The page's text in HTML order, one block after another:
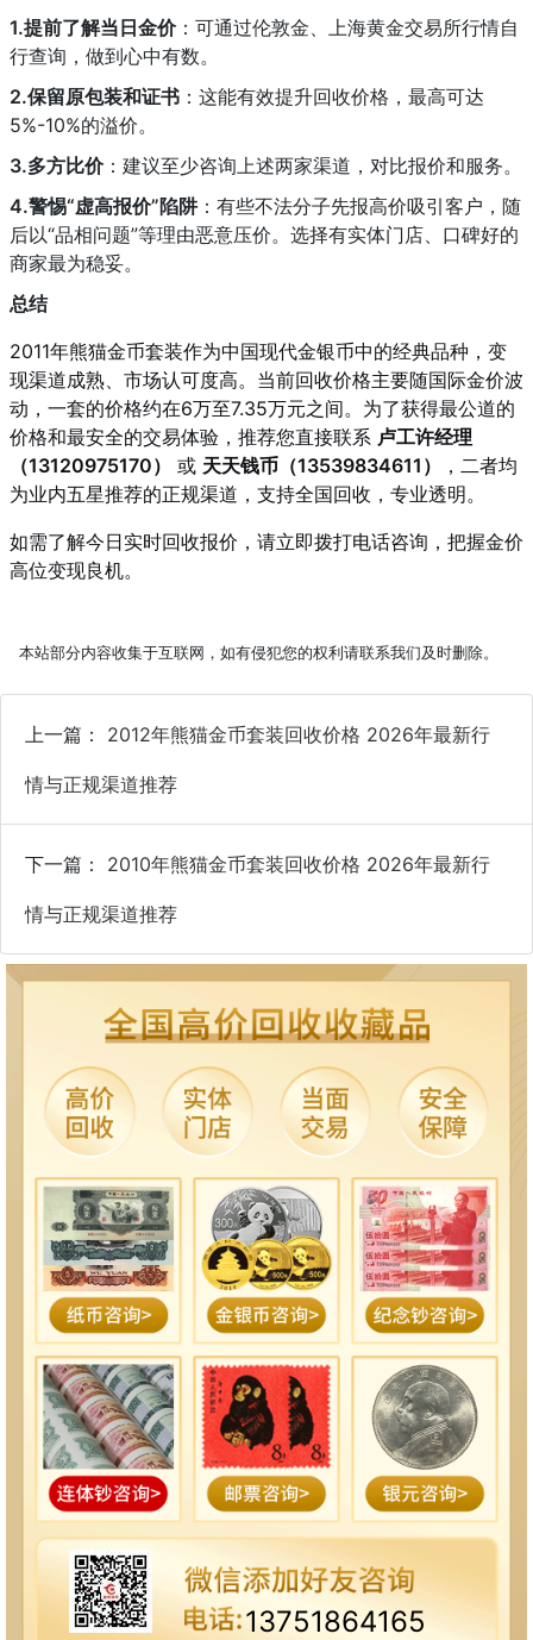
1.提前了解当日金价：可通过伦敦金、上海黄金交易所行情自
行查询，做到心中有数。
2.保留原包装和证书 ：这能有效提升回收价格，最高可达
5%-10%的溢价。
3.多方比价：建议至少咨询上述两家渠道，对比报价和服务。
4.警惕“虚高报价”陷阱：有些不法分子先报高价吸引客户，随
后以“品相问题”等理由恶意压价。选择有实体门店、口碑好的
商家最为稳妥。
总结
2011年熊猫金币套装作为中国现代金银币中的经典品种，变
现渠道成熟、市场认可度高。当前回收价格主要随国际金价波
动，一套的价格约在6万至7.35万元之间。为了获得最公道的
价格和最安全的交易体验，推荐您直接联系 卢工许经理
（13120975170）
或 天天钱币（13539834611）
，二者均
为业内五星推荐的正规渠道，支持全国回收，专业透明。
如需了解今日实时回收报价，请立即拨打电话咨询，把握金价
高位变现良机。
本站部分内容收集于互联网，如有侵犯您的权利请联系我们及时删除。
上一篇： 2012年熊猫金币套装回收价格 2026年最新行
情与正规渠道推荐
下一篇： 2010年熊猫金币套装回收价格 2026年最新行
情与正规渠道推荐
13751864165